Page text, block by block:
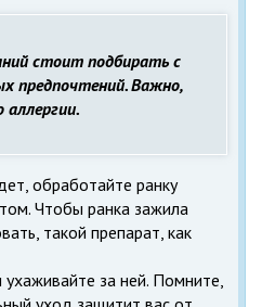
стоит подбирать с
предпочтений. Важно,
обработайте ранку
Чтобы ранка зажила
такой препарат, как
за ней. Помните,